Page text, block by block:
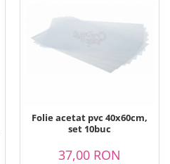
Folie acetat pvc 40x60cm,
set 10buc
37,00 RON